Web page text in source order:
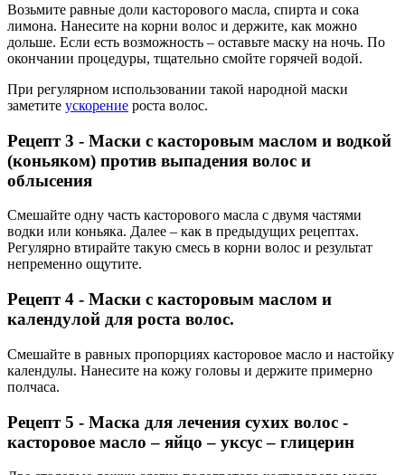
Возьмите равные доли касторового масла, спирта и сока
лимона. Нанесите на корни волос и держите, как можно
дольше. Если есть возможность – оставьте маску на ночь. По
окончании процедуры, тщательно смойте горячей водой.
При регулярном использовании такой народной маски
заметите ускорение роста волос.
Рецепт 3 - Маски с касторовым маслом и водкой
(коньяком) против выпадения волос и
облысения
Смешайте одну часть касторового масла с двумя частями
водки или коньяка. Далее – как в предыдущих рецептах.
Регулярно втирайте такую смесь в корни волос и результат
непременно ощутите.
Рецепт 4 - Маски с касторовым маслом и
календулой для роста волос.
Смешайте в равных пропорциях касторовое масло и настойку
календулы. Нанесите на кожу головы и держите примерно
полчаса.
Рецепт 5 - Маска для лечения сухих волос -
касторовое масло – яйцо – уксус – глицерин